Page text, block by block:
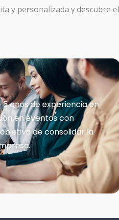
y personalizada y descubre el
años de experiencia en
en eventos con
de consolidar la